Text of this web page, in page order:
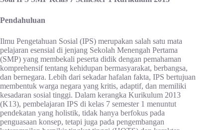
Pendahuluan
Ilmu Pengetahuan Sosial (IPS) merupakan salah satu mata
pelajaran esensial di jenjang Sekolah Menengah Pertama
(SMP) yang membekali peserta didik dengan pemahaman
komprehensif tentang kehidupan bermasyarakat, berbangsa,
dan bernegara. Lebih dari sekadar hafalan fakta, IPS bertujuan
membentuk warga negara yang kritis, adaptif, dan memiliki
kesadaran sosial tinggi. Dalam kerangka Kurikulum 2013
(K13), pembelajaran IPS di kelas 7 semester 1 menuntut
pendekatan yang holistik, tidak hanya berfokus pada
penguasaan konsep, tetapi juga pada pengembangan